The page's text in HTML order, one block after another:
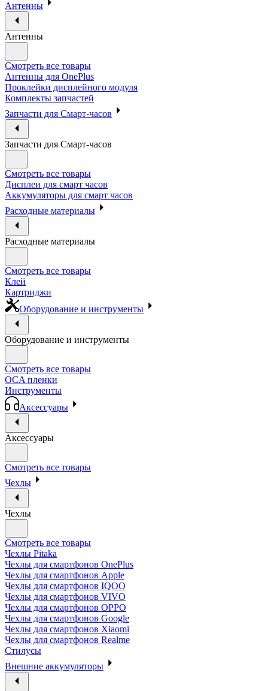
Антенны
Антенны
Смотреть все товары
Антенны для OnePlus
Проклейки дисплейного модуля
Комплекты запчастей
Запчасти для Смарт-часов
Запчасти для Смарт-часов
Смотреть все товары
Дисплеи для смарт часов
Аккумуляторы для смарт часов
Расходные материалы
Расходные материалы
Смотреть все товары
Клей
Картриджи
Оборудование и инструменты
Оборудование и инструменты
Смотреть все товары
OCA пленки
Инструменты
Аксессуары
Аксессуары
Смотреть все товары
Чехлы
Чехлы
Смотреть все товары
Чехлы Pitaka
Чехлы для смартфонов OnePlus
Чехлы для смартфонов Apple
Чехлы для смартфонов IQOO
Чехлы для смартфонов VIVO
Чехлы для смартфонов OPPO
Чехлы для смартфонов Google
Чехлы для смартфонов Xiaomi
Чехлы для смартфонов Realme
Стилусы
Внешние аккумуляторы